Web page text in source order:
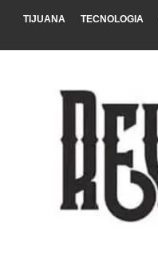
TIJUANA TECNOLOGIA